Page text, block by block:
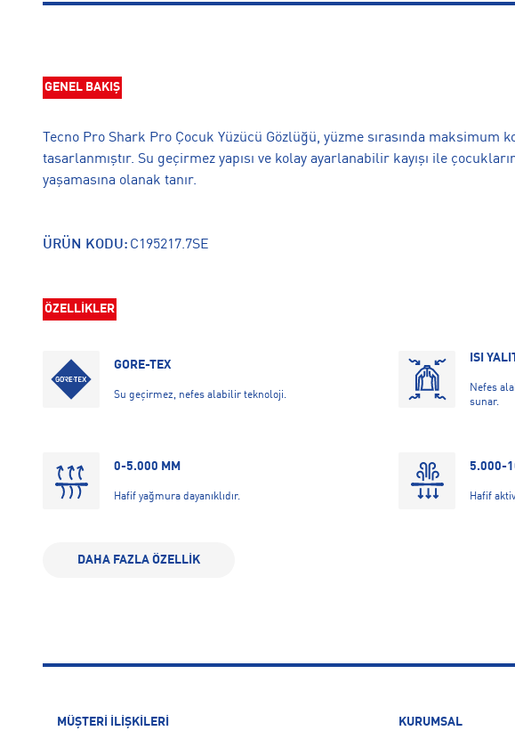
GENEL BAKIŞ
Tecno Pro Shark Pro Çocuk Yüzücü Gözlüğü, yüzme sırasında maksimum
tasarlanmıştır. Su geçirmez yapısı ve kolay ayarlanabilir kayışı ile
yaşamasına olanak tanır.
ÜRÜN KODU: C195217.7SE
ÖZELLİKLER
GORE-TEX
Su geçirmez, nefes alabilir teknoloji.
ISI
Nefes
sunar.
0-5.000 MM
Hafif yağmura dayanıklıdır.
5.000-
Hafif
BAŞLANGIÇ SEVİYESİ (AMATÖR) UV
DAHA FAZLA ÖZELLİK
MÜŞTERİ İLİŞKİLERİ KURUMSAL